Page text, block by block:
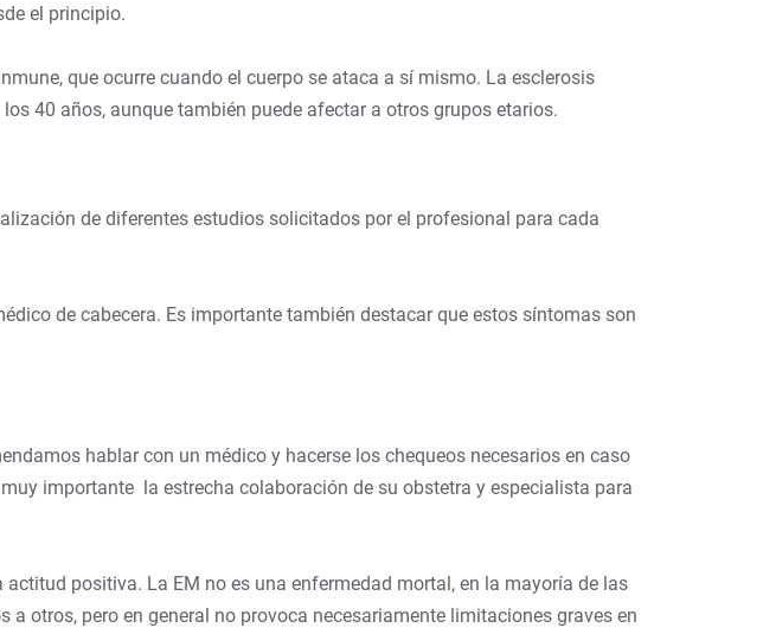
el principio.
que ocurre cuando el cuerpo se ataca a sí mismo. La esclerosis
40 años, aunque también puede afectar a otros grupos etarios.
de diferentes estudios solicitados por el profesional para cada
de cabecera. Es importante también destacar que estos síntomas son
hablar con un médico y hacerse los chequeos necesarios en caso
importante la estrecha colaboración de su obstetra y especialista para
positiva. La EM no es una enfermedad mortal, en la mayoría de las
otros, pero en general no provoca necesariamente limitaciones graves en